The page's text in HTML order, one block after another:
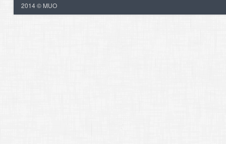
2014 © MUO